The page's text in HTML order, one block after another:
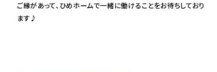
ご縁があって、ひめホームで一緒に働けることをお待ちしており
ます♪